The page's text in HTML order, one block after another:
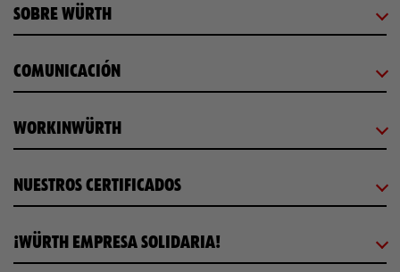
SOBRE WÜRTH
COMUNICACIÓN
WORKINWÜRTH
NUESTROS CERTIFICADOS
¡WÜRTH EMPRESA SOLIDARIA!